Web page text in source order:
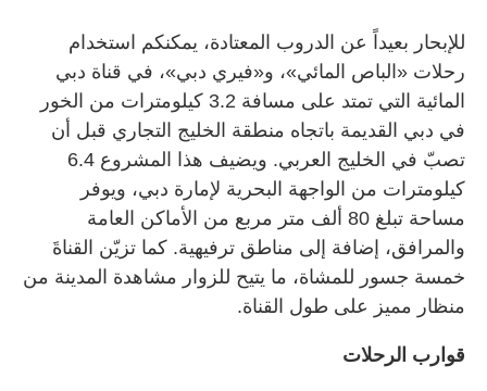
للإبحار بعيداً عن الدروب المعتادة، يمكنكم استخدام
رحلات «الباص المائي»، و«فيري دبي»، في قناة دبي
المائية التي تمتد على مسافة 3.2 كيلومترات من الخور
في دبي القديمة باتجاه منطقة الخليج التجاري قبل أن
تصبّ في الخليج العربي. ويضيف هذا المشروع 6.4
كيلومترات من الواجهة البحرية لإمارة دبي، ويوفر
مساحة تبلغ 80 ألف متر مربع من الأماكن العامة
والمرافق، إضافة إلى مناطق ترفيهية. كما تزيّن القناةَ
خمسة جسور للمشاة، ما يتيح للزوار مشاهدة المدينة من
منظار مميز على طول القناة.
قوارب الرحلات